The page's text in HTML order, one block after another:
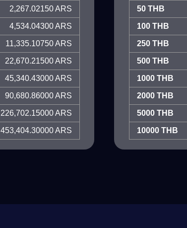
2,267.02150 ARS
4,534.04300 ARS
11,335.10750 ARS
22,670.21500 ARS
45,340.43000 ARS
90,680.86000 ARS
226,702.15000 ARS
453,404.30000 ARS
50 THB
100 THB
250 THB
500 THB
1000 THB
2000 THB
5000 THB
10000 THB